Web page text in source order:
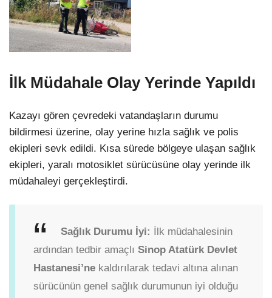
İlk Müdahale Olay Yerinde Yapıldı
Kazayı gören çevredeki vatandaşların durumu
bildirmesi üzerine, olay yerine hızla sağlık ve polis
ekipleri sevk edildi. Kısa sürede bölgeye ulaşan sağlık
ekipleri, yaralı motosiklet sürücüsüne olay yerinde ilk
müdahaleyi gerçekleştirdi.
Sağlık Durumu İyi:
İlk müdahalesinin
ardından tedbir amaçlı Sinop Atatürk Devlet
Hastanesi’ne kaldırılarak tedavi altına alınan
sürücünün genel sağlık durumunun iyi olduğu